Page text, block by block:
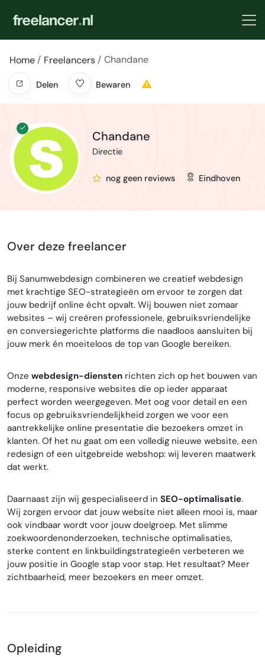
Home Freelancers Chandane
Delen Bewaren
Chandane
Directie
nog geen reviews Eindhoven
Over deze freelancer
Bij Sanumwebdesign combineren we creatief webdesign
met krachtige SEO-strategieën om ervoor te zorgen dat
jouw bedrijf online écht opvalt. Wij bouwen niet zomaar
websites – wij creëren professionele, gebruiksvriendelijke
en conversiegerichte platforms die naadloos aansluiten bij
jouw merk én moeiteloos de top van Google bereiken.
Onze webdesign-diensten richten zich op het bouwen van
moderne, responsive websites die op ieder apparaat
perfect worden weergegeven. Met oog voor detail en een
focus op gebruiksvriendelijkheid zorgen we voor een
aantrekkelijke online presentatie die bezoekers omzet in
klanten. Of het nu gaat om een volledig nieuwe website, een
redesign of een uitgebreide webshop: wij leveren maatwerk
dat werkt.
Daarnaast zijn wij gespecialiseerd in SEO-optimalisatie.
Wij zorgen ervoor dat jouw website niet alleen mooi is, maar
ook vindbaar wordt voor jouw doelgroep. Met slimme
zoekwoordenonderzoeken, technische optimalisaties,
sterke content en linkbuildingstrategieën verbeteren we
jouw positie in Google stap voor stap. Het resultaat? Meer
zichtbaarheid, meer bezoekers en meer omzet.
Opleiding